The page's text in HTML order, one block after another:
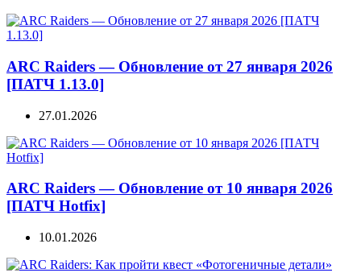
ARC Raiders — Обновление от 27 января 2026
[ПАТЧ 1.13.0]
27.01.2026
ARC Raiders — Обновление от 10 января 2026
[ПАТЧ Hotfix]
10.01.2026